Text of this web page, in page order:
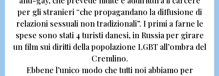
per gli stranieri “che propagandano la diffusione di
relazioni sessuali non tradizionali”. I primi a farne le
spese sono stati 4 turisti danesi, in Russia per girare
un film sui diritti della popolazione LGBT all’ombra del
Cremlino.
Ebbene l’unico modo che tutti noi abbiamo per